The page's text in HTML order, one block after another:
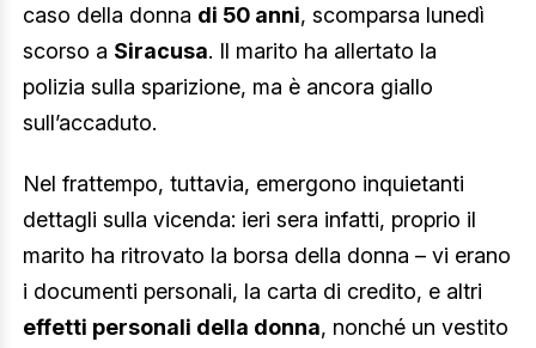
caso della donna di 50 anni, scomparsa lunedì
scorso a Siracusa. Il marito ha allertato la
polizia sulla sparizione, ma è ancora giallo
sull’accaduto.
Nel frattempo, tuttavia, emergono inquietanti
dettagli sulla vicenda: ieri sera infatti, proprio il
marito ha ritrovato la borsa della donna – vi erano
i documenti personali, la carta di credito, e altri
effetti personali della donna, nonché un vestito